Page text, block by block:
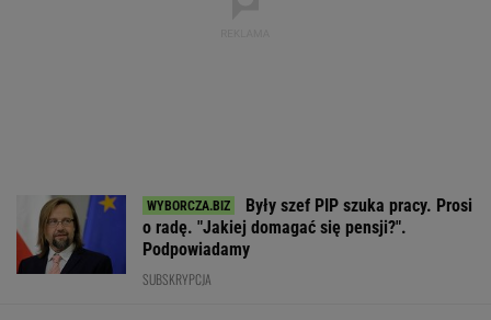
Były szef PIP szuka pracy. Prosi
o radę. "Jakiej domagać się pensji?".
Podpowiadamy
SUBSKRYPCJA